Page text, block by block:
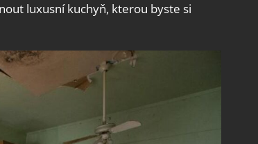
luxusní kuchyň, kterou byste si